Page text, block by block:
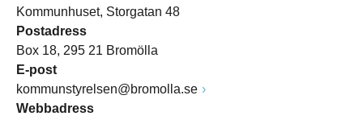
Kommunhuset, Storgatan 48
Postadress
Box 18, 295 21 Bromölla
E-post
kommunstyrelsen@bromolla.se
Webbadress